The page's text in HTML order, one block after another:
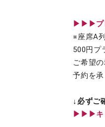
▶︎▶︎▶︎プ
※座席A
500円プ
ご希望
予約を承
↓必ずご
▶︎▶︎▶︎キ